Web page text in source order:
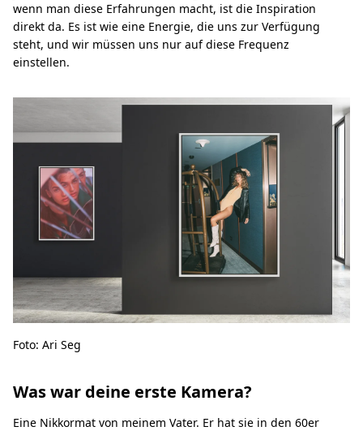
wenn man diese Erfahrungen macht, ist die Inspiration
direkt da. Es ist wie eine Energie, die uns zur Verfügung
steht, und wir müssen uns nur auf diese Frequenz
einstellen.
Foto: Ari Seg
Was war deine erste Kamera?
Eine Nikkormat von meinem Vater. Er hat sie in den 60er